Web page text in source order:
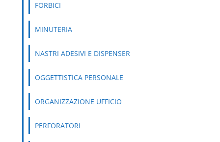
FORBICI
MINUTERIA
NASTRI ADESIVI E DISPENSER
OGGETTISTICA PERSONALE
ORGANIZZAZIONE UFFICIO
PERFORATORI